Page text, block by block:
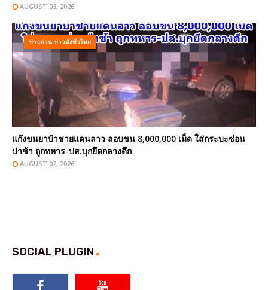
AUGUST 03, 2026
ข่าวด่วน ข่าวดังทั่วไทย
แก๊งขนยาบ้าชายแดนลาว ลอบขน 8,000,000 เม็ด ใส่กระบะซ่อน
ป่าช้า ถูกทหาร-ปส.บุกยึดกลางดึก
AUGUST 02, 2026
SOCIAL PLUGIN